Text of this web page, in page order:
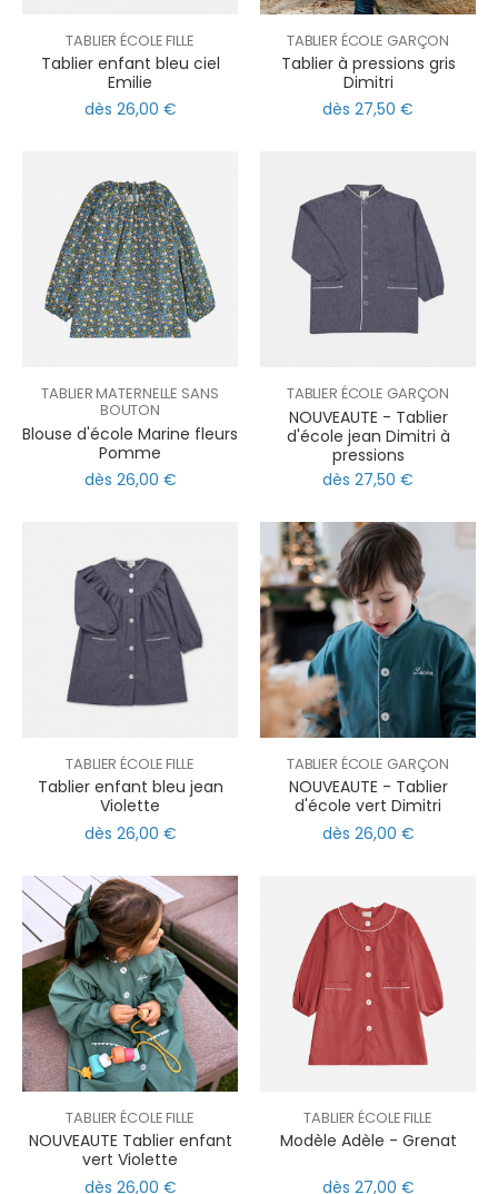
TABLIER ÉCOLE FILLE
Tablier enfant bleu ciel
Emilie
dès 26,00 €
TABLIER ÉCOLE GARÇON
Tablier à pressions gris
Dimitri
dès 27,50 €
TABLIER MATERNELLE SANS
BOUTON
Blouse d'école Marine fleurs
Pomme
dès 26,00 €
TABLIER ÉCOLE GARÇON
NOUVEAUTE - Tablier
d'école jean Dimitri à
pressions
dès 27,50 €
TABLIER ÉCOLE FILLE
Tablier enfant bleu jean
Violette
dès 26,00 €
TABLIER ÉCOLE GARÇON
NOUVEAUTE - Tablier
d'école vert Dimitri
dès 26,00 €
TABLIER ÉCOLE FILLE
NOUVEAUTE Tablier enfant
vert Violette
dès 26,00 €
TABLIER ÉCOLE FILLE
Modèle Adèle - Grenat
dès 27,00 €